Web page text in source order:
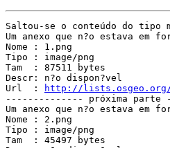
Saltou-se o conteúdo do
Um anexo que n?o estava
Nome : 1.png
Tipo : image/png
Tam  : 87511 bytes
Descr: n?o dispon?vel
Url  :
http://lists.osgeo.org/
-------------- próxima
Um anexo que n?o estava
Nome : 2.png
Tipo : image/png
Tam  : 45497 bytes